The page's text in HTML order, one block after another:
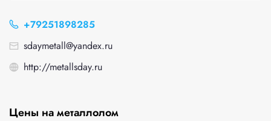
+79251898285
sdaymetall@yandex.ru
http://metallsday.ru
Цены на металлолом